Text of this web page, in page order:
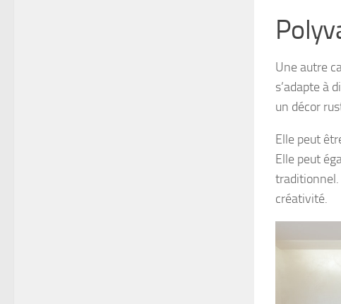
Une autre
s’adapte à
un décor
Elle peut
Elle peut
traditionnel.
créativité.